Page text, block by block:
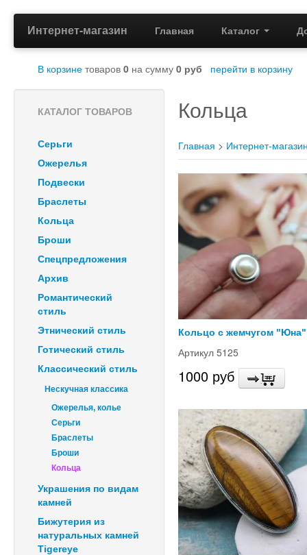
Интернет-магазин Главная Каталог
В корзине товаров 0 на сумму 0 руб перейти в корзину
КАТАЛОГ ТОВАРОВ
Серьги
Ожерелья
Подвески
Браслеты
Кольца
Броши
Спецпредложения
Архив
Романтический
стиль
Этнический стиль
Готический стиль
Классический стиль
Нескучная классика
Ожерелья, колье
Серьги
Браслеты
Броши
Кольца
Украшения по видам
камней
Бижутерия из
натуральных камней
Tigereye
Кольца
Главная > Интернет-
Кольцо с жемчугом "Юна"
Артикул 5125
1000 руб